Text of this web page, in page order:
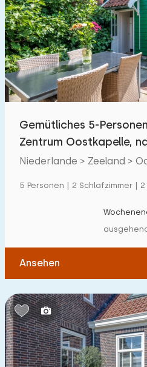
Zu öffentlichen
0,2 0,5 1
Unterkunft
Im Ferienpark
Einfamilienhaus
Ferienbauernhof
Tiny house
Kinderfreundlich
Kindermöbel
Gemütliches 5-
Zentrum Oostkapelle,
Niederlande > Zeeland >
5 Personen | 2 Schlafzimmer |
Ansehen